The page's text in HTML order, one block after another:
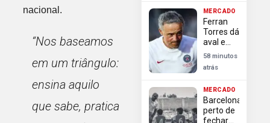
nacional.
“Nos baseamos
em um triângulo:
ensina aquilo
que sabe, pratica
contrato
até 2032
MERCADO
Ferran
Torres dá
aval e
PSG
prepara
oferta
atender
pedido
de Luis
58 minutos
atrás
MERCADO
Barcelona
perto de
fechar